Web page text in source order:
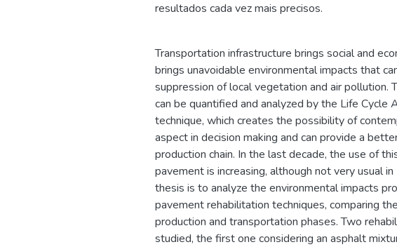
resultados cada vez mais precisos.
Transportation infrastructure brings social and
brings unavoidable environmental impacts that
suppression of local vegetation and air pollution.
can be quantified and analyzed by the Life Cycle
technique, which creates the possibility of
aspect in decision making and can provide a
production chain. In the last decade, the use of
pavement is increasing, although not very usual
thesis is to analyze the environmental impacts
pavement rehabilitation techniques, comparing
production and transportation phases. Two
studied, the first one considering an asphalt